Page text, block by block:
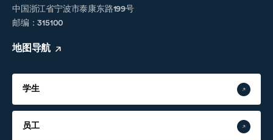
中国浙江省宁波市泰康东路199号
邮编：315100
地图导航
学生
员工